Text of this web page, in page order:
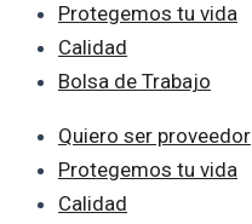
Protegemos tu vida
Calidad
Bolsa de Trabajo
Quiero ser proveedor
Protegemos tu vida
Calidad